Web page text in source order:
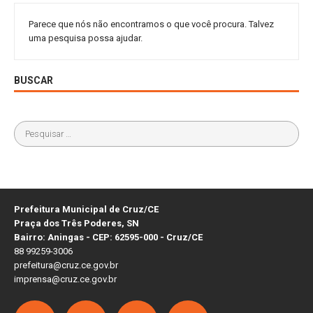
Parece que nós não encontramos o que você procura. Talvez
uma pesquisa possa ajudar.
BUSCAR
Prefeitura Municipal de Cruz/CE
Praça dos Três Poderes, SN
Bairro: Aningas - CEP: 62595-000 - Cruz/CE
88 99259-3006
prefeitura@cruz.ce.gov.br
imprensa@cruz.ce.gov.br